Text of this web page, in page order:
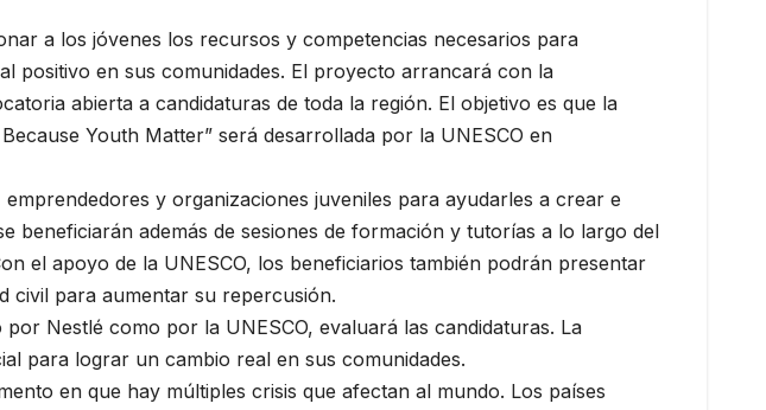
a los jóvenes los recursos y competencias necesarios para
positivo en sus comunidades. El proyecto arrancará con la
abierta a candidaturas de toda la región. El objetivo es que la
Youth Matter” será desarrollada por la UNESCO en
y organizaciones juveniles para ayudarles a crear e
beneficiarán además de sesiones de formación y tutorías a lo largo del
el apoyo de la UNESCO, los beneficiarios también podrán presentar
civil para aumentar su repercusión.
Nestlé como por la UNESCO, evaluará las candidaturas. La
para lograr un cambio real en sus comunidades.
en que hay múltiples crisis que afectan al mundo. Los países